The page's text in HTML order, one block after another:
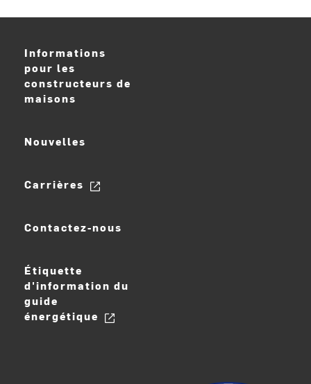
Informations
pour les
constructeurs de
maisons
Nouvelles
Carrières
Contactez-nous
Étiquette
d'information du
guide
énergétique